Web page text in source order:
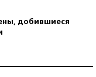
добившиеся